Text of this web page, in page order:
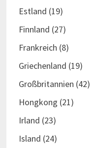
Estland (19)
Finnland (27)
Frankreich (8)
Griechenland (19)
Großbritannien (42)
Hongkong (21)
Irland (23)
Island (24)